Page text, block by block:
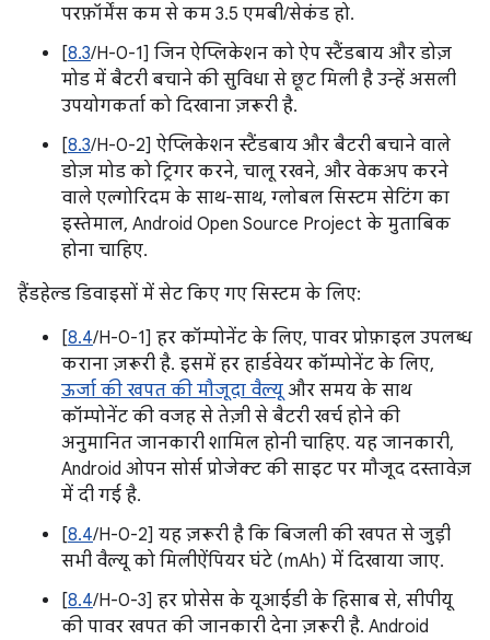
परफ़ॉर्मेंस कम से कम 3.5 एमबी/सेकंड हो.
[8.3/H-0-1] जिन ऐप्लिकेशन को ऐप स्टैंडबाय और डोज़
मोड में बैटरी बचाने की सुविधा से छूट मिली है उन्हें असली
उपयोगकर्ता को दिखाना ज़रूरी है.
[8.3/H-0-2] ऐप्लिकेशन स्टैंडबाय और बैटरी बचाने वाले
डोज़ मोड को ट्रिगर करने, चालू रखने, और वेकअप करने
वाले एल्गोरिदम के साथ-साथ, ग्लोबल सिस्टम सेटिंग का
इस्तेमाल, Android Open Source Project के मुताबिक
होना चाहिए.
हैंडहेल्ड डिवाइसों में सेट किए गए सिस्टम के लिए:
[8.4/H-0-1] हर कॉम्पोनेंट के लिए, पावर प्रोफ़ाइल उपलब्ध
कराना ज़रूरी है. इसमें हर हार्डवेयर कॉम्पोनेंट के लिए,
ऊर्जा की खपत की मौजूदा वैल्यू और समय के साथ
कॉम्पोनेंट की वजह से तेज़ी से बैटरी खर्च होने की
अनुमानित जानकारी शामिल होनी चाहिए. यह जानकारी,
Android ओपन सोर्स प्रोजेक्ट की साइट पर मौजूद दस्तावेज़
में दी गई है.
[8.4/H-0-2] यह ज़रूरी है कि बिजली की खपत से जुड़ी
सभी वैल्यू को मिलीऐंपियर घंटे (mAh) में दिखाया जाए.
[8.4/H-0-3] हर प्रोसेस के यूआईडी के हिसाब से, सीपीयू
की पावर खपत की जानकारी देना ज़रूरी है. Android